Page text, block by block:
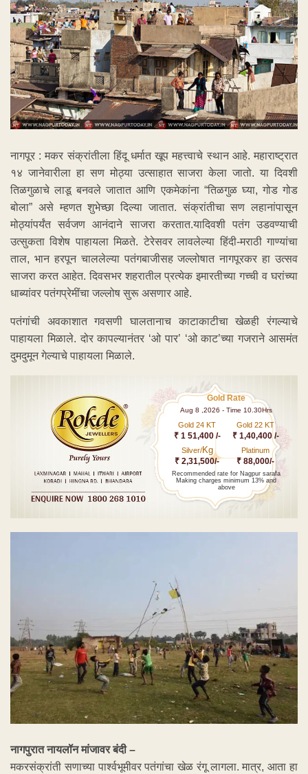
नागपूर : मकर संक्रांतीला हिंदू धर्मात खूप महत्त्वाचे स्थान आहे. महाराष्ट्रात
१४ जानेवारीला हा सण मोठ्या उत्साहात साजरा केला जातो. या दिवशी
तिळगुळाचे लाडू बनवले जातात आणि एकमेकांना “तिळगुळ घ्या, गोड गोड
बोला” असे म्हणत शुभेच्छा दिल्या जातात. संक्रांतीचा सण लहानांपासून
मोठ्यांपर्यंत सर्वजण आनंदाने साजरा करतात.यादिवशी पतंग उडवण्याची
उत्सुकता विशेष पाहायला मिळते. टेरेसवर लावलेल्या हिंदी-मराठी गाण्यांचा
ताल, भान हरपून चाललेल्या पतंगबाजीसह जल्लोषात नागपूरकर हा उत्सव
साजरा करत आहेत. दिवसभर शहरातील प्रत्येक इमारतीच्या गच्ची व घरांच्या
धाब्यांवर पतंगप्रेमींचा जल्लोष सुरू असणार आहे.
पतंगांची अवकाशात गवसणी घालतानाच काटाकाटीचा खेळही रंगल्याचे
पाहायला मिळाले. दोर कापल्यानंतर ‘ओ पार’ ‘ओ काट’च्या गजराने आसमंत
दुमदुमून गेल्याचे पाहायला मिळाले.
Gold Rate
Aug 8 ,2026 - Time 10.30Hrs
Gold 24 KT
₹ 1 51,400 /-
Gold 22 KT
₹ 1,40,400 /-
Silver/Kg
₹ 2,31,500/-
Platinum
₹ 88,000/-
Recommended rate for Nagpur sarafa
Making charges minimum 13% and
above
नागपुरात नायलॉन मांजावर बंदी –
मकरसंक्रांती सणाच्या पार्श्वभूमीवर पतंगांचा खेळ रंगू लागला. मात्र, आता हा